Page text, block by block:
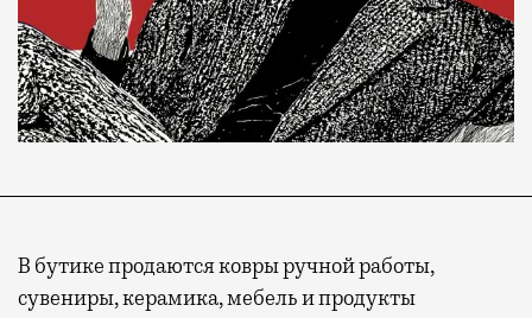
В бутике продаются ковры ручной работы,
сувениры, керамика, мебель и продукты